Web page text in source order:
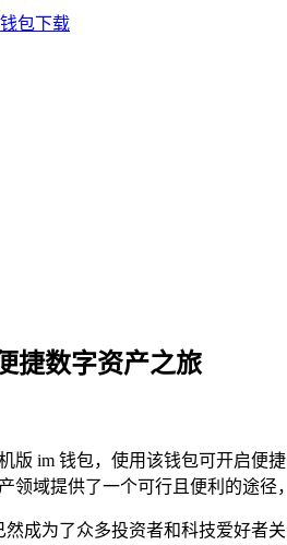
捷数字资产之旅
版 im 钱包，使用该钱包可开启便
域提供了一个可行且便利的途径
然成为了众多投资者和科技爱好者